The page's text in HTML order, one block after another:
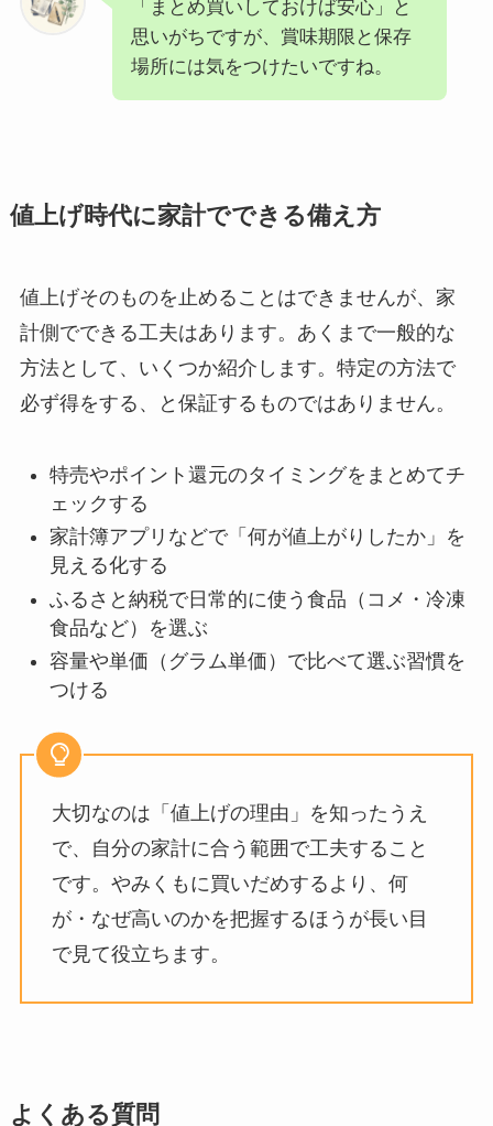
「まとめ買いしておけば安心」と
思いがちですが、賞味期限と保存
場所には気をつけたいですね。
値上げ時代に家計でできる備え方
値上げそのものを止めることはできませんが、家
計側でできる工夫はあります。あくまで一般的な
方法として、いくつか紹介します。特定の方法で
必ず得をする、と保証するものではありません。
特売やポイント還元のタイミングをまとめてチ
ェックする
家計簿アプリなどで「何が値上がりしたか」を
見える化する
ふるさと納税で日常的に使う食品（コメ・冷凍
食品など）を選ぶ
容量や単価（グラム単価）で比べて選ぶ習慣を
つける
大切なのは「値上げの理由」を知ったうえ
で、自分の家計に合う範囲で工夫すること
です。やみくもに買いだめするより、何
が・なぜ高いのかを把握するほうが長い目
で見て役立ちます。
よくある質問